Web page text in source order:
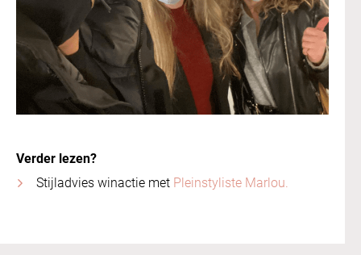
Verder lezen?
Stijladvies winactie met Pleinstyliste Marlou.